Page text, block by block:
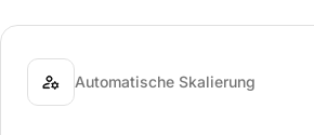
Automatische Skalierung